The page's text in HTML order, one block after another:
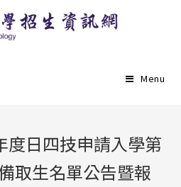
Menu
度日四技申請入學第
取生名單公告暨報